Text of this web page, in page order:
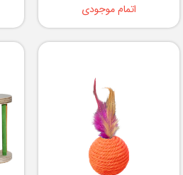
اتمام موجودی